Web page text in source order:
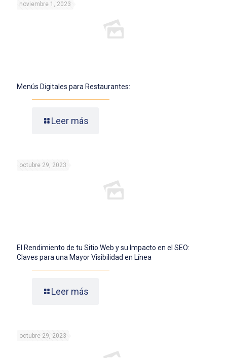
noviembre 1, 2023
Menús Digitales para Restaurantes:
Leer más
octubre 29, 2023
El Rendimiento de tu Sitio Web y su Impacto en el SEO:
Claves para una Mayor Visibilidad en Línea
Leer más
octubre 29, 2023